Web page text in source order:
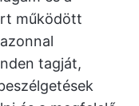
működött
tagját,